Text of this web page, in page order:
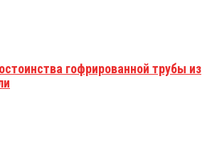
гофрированной трубы из